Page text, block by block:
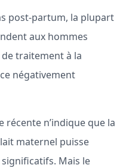
post-partum, la plupart
aux hommes
traitement à la
négativement
récente n’indique que la
maternel puisse
Mais le